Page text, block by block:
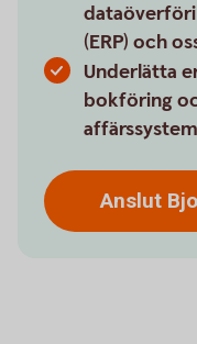
(ERP) och
Underlätta
bokföring
Anslut